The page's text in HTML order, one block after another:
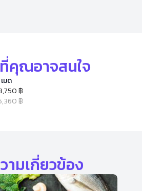
คุณอาจสนใจ
มด
฿
฿
ามเกี่ยวข้อง